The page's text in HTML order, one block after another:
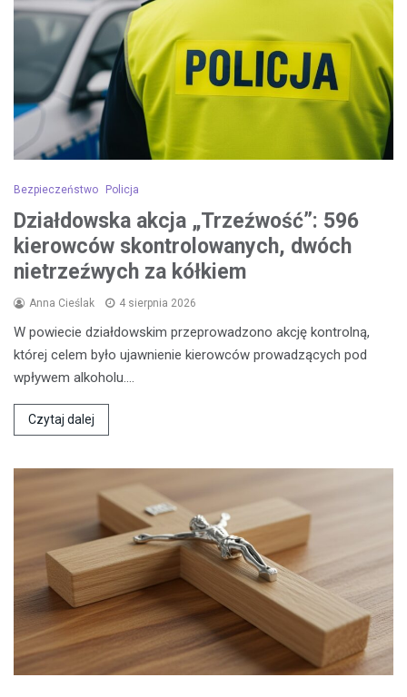
Bezpieczeństwo Policja
Działdowska akcja „Trzeźwość”: 596
kierowców skontrolowanych, dwóch
nietrzeźwych za kółkiem
Anna Cieślak 4 sierpnia 2026
W powiecie działdowskim przeprowadzono akcję kontrolną,
której celem było ujawnienie kierowców prowadzących pod
wpływem alkoholu.…
Czytaj dalej